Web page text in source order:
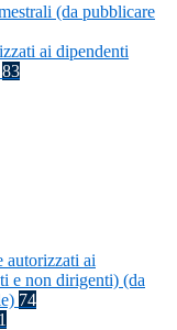
(da pubblicare
ai dipendenti
83
autorizzati ai
e non dirigenti) (da
74
1